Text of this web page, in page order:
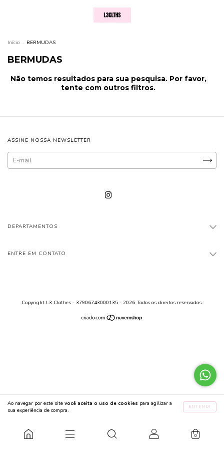
Ao navegar por este site você aceita o uso de cookies para agilizar a
sua experiência de compra.
ENTENDI
0
Início . BERMUDAS
BERMUDAS
Não temos resultados para sua pesquisa. Por favor,
tente com outros filtros.
ASSINE NOSSA NEWSLETTER
DEPARTAMENTOS
ENTRE EM CONTATO
Copyright L3 Clothes - 37906743000135 - 2026. Todos os direitos reservados.